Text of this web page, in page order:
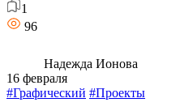
1
96
Надежда Ионова
16 февраля
#Графический #Проекты